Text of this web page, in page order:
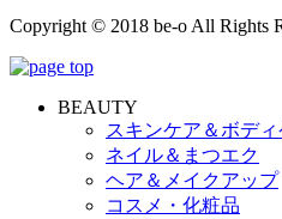
Copyright © 2018 be-o All Rights
BEAUTY
スキンケア＆ボディ
ネイル＆まつエク
ヘア＆メイクアップ
コスメ・化粧品